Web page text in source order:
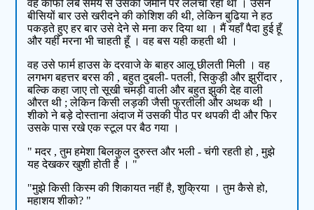
वह काफी लंबे समय से उसकी जमीन पर ललचा रहा था । उसने
बीसियों बार उसे खरीदने की कोशिश की थी, लेकिन बुढिया ने हठ
पकड़ते हुए हर बार उसे देने से मना कर दिया था । मैं यहाँ पैदा हुई हूँ
और यहीं मरना भी चाहती हूँ । वह बस यही कहती थी ।
वह उसे फार्म हाउस के दरवाजे के बाहर आलू छीलती मिली । वह
लगभग बहत्तर बरस की , बहुत दुबली- पतली, सिकुड़ी और झुरींदार ,
बल्कि कहा जाए तो सूखी चमड़ी वाली और बहुत झुकी देह वाली
औरत थी ; लेकिन किसी लड़की जैसी फुरतीली और अथक थी ।
शीको ने बड़े दोस्ताना अंदाज में उसकी पीठ पर थपकी दी और फिर
उसके पास रखे एक स्टूल पर बैठ गया ।
" मदर , तुम हमेशा बिलकुल दुरुस्त और भली - चंगी रहती हो , मुझे
यह देखकर खुशी होती है । "
"मुझे किसी किस्म की शिकायत नहीं है, शुक्रिया । तुम कैसे हो,
महाशय शीको? "